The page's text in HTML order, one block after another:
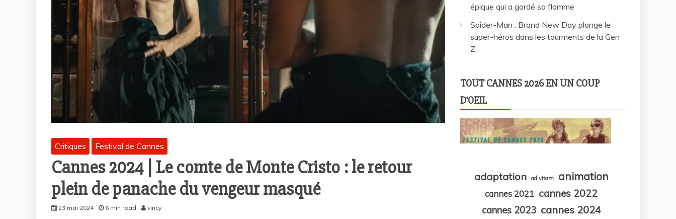
Critiques Festival de Cannes
Cannes 2024 | Le comte de Monte Cristo : le retour
plein de panache du vengeur masqué
23 mai 2024 6 min read vincy
épique qui a gardé sa flamme
Spider-Man : Brand New Day plonge le
super-héros dans les tourments de la Gen
Z
TOUT CANNES 2026 EN UN COUP
D’OEIL
adaptation ad vitam animation
cannes 2021 cannes 2022
cannes 2023 cannes 2024